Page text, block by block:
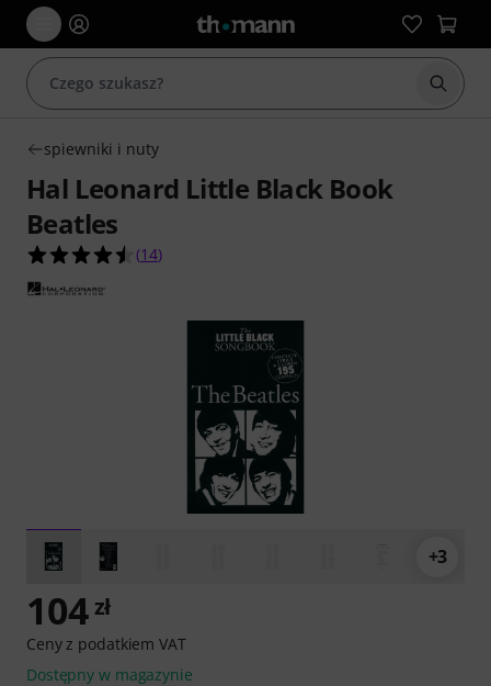
spiewniki i nuty
Hal Leonard Little Black Book
Beatles
4.5 na 5 gwiazdek z 14 ocen klientów
(14)
+3
104zł
Ceny z podatkiem VAT
Dostępny w magazynie